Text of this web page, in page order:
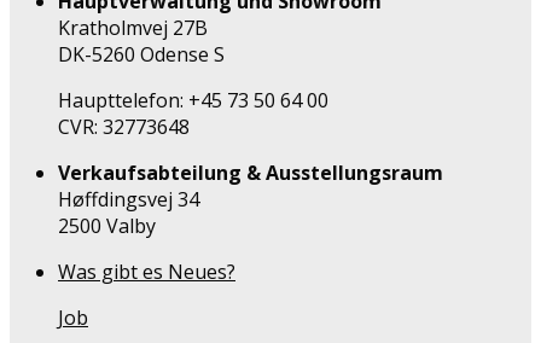
Kratholmvej 27B
DK-5260 Odense S
Haupttelefon: +45 73 50 64 00
CVR: 32773648
Verkaufsabteilung & Ausstellungsraum
Høffdingsvej 34
2500 Valby
Was gibt es Neues?
Job